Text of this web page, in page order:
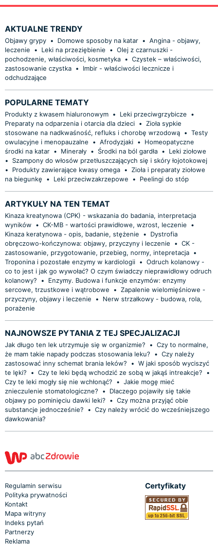
AKTUALNE TRENDY
Objawy grypy • Domowe sposoby na katar • Angina - objawy,
leczenie
• Leki na przeziębienie • Olej z czarnuszki -
pochodzenie, właściwości, kosmetyka • Czystek – właściwości,
zastosowanie czystka •
Imbir - właściwości lecznicze i
odchudzające
POPULARNE TEMATY
Produkty z kwasem hialuronowym • Leki przeciwgrzybicze
•
Preparaty na odparzenia i otarcia dla dzieci • Zioła sypkie
stosowane na nadkwaśność, refluks i chorobę wrzodową • Testy
owulacyjne i menopauzalne
• Afrodyzjaki •
Homeopatyczne
środki na katar • Minerały • Środki na ból gardła •
Leki ziołowe
•
Szampony do włosów przetłuszczających się i skóry łojotokowej
•
Produkty zawierające kwasy omega • Zioła i preparaty ziołowe
na biegunkę
• Leki przeciwzakrzepowe • Peelingi do stóp
ARTYKUŁY NA TEN TEMAT
Kinaza kreatynowa (CPK) - wskazania do badania, interpretacja
wyników
• CK-MB - wartości prawidłowe, wzrost, leczenie
•
Kinaza keratynowa - opis, badanie, stężenie
•
Dystrofia
obręczowo-kończynowa: objawy, przyczyny i leczenie
• CK -
zastosowanie, przygotowanie, przebieg, normy, intepretacja •
Troponina i pozostałe enzymy w kardiologii • Odruch kolanowy -
co to jest i jak go wywołać? O czym świadczy nieprawidłowy odruch
kolanowy?
•
Enzymy. Budowa i funkcje enzymów: enzymy
sercowe, trzustkowe i wątrobowe
• Zapalenie wielomięśniowe -
przyczyny, objawy i leczenie
•
Nerw strzałkowy - budowa, rola,
porażenie
NAJNOWSZE PYTANIA Z TEJ SPECJALIZACJI
Jak długo ten lek utrzymuje się w organizmie? • Czy to normalne,
że mam takie napady podczas stosowania leku?
• Czy należy
zastosować inny schemat brania leków?
• W jaki sposób wyciszyć
te lęki?
• Czy te leki będą wchodzić ze sobą w jakąś intreakcje?
•
Czy te leki mogły się nie wchłonąć?
• Jakie mogę mieć
znieczulenie stomatologiczne?
•
Dlaczego pojawiły się takie
objawy po pominięciu dawki leki?
• Czy można przyjąć obie
substancje jednocześnie?
• Czy należy wrócić do wcześniejszego
dawkowania?
Regulamin serwisu
Polityka prywatności
Kontakt
Mapa witryny
Indeks pytań
Partnerzy
Reklama
Certyfikaty